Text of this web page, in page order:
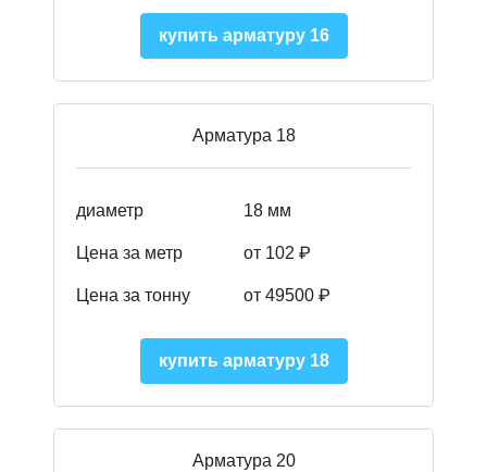
купить арматуру 16
Арматура 18
диаметр 18 мм
Цена за метр от 102 ₽
Цена за тонну от 49500 ₽
купить арматуру 18
Арматура 20